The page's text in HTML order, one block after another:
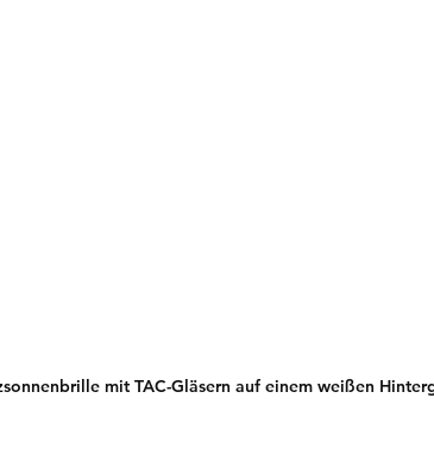
mit TAC-Gläsern auf einem weißen